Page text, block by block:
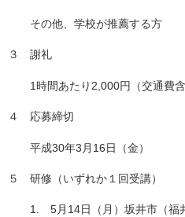
その他、学校が推薦する方
３ 謝礼
1時間あたり2,000円（交通費含
４ 応募締切
平成30年3月16日（金）
５ 研修（いずれか１回受講）
1. 5月14日（月）坂井市（福井